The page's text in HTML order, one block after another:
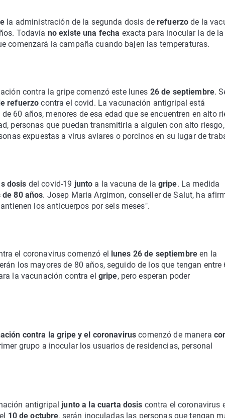
la administración de la segunda dosis derefuerzo de la
Todavía no existe una fecha exacta para inocular la de la
comenzará la campaña cuando bajen las temperaturas.
contra la gripe comenzó este lunes 26 de septiembre.
refuerzo contra el covid. La vacunación antigripal está
60 años, menores de esa edad que se encuentren en alto
personas que puedan transmitirla a alguien con alto riesgo,
expuestas a virus aviares o porcinos en su lugar de
dosis del covid-19 junto a la vacuna de la gripe. La medida
80 años. Josep Maria Argimon, conseller de Salut, ha
los anticuerpos por seis meses".
el coronavirus comenzó el lunes 26 de septiembreen la
los mayores de 80 años, seguido de los que tengan entre
la vacunación contra el gripe, pero esperan poder
contra la gripe y el coronavirus comenzó de manera
grupo a inocular los usuarios de residencias, personal
antigripal junto a la cuarta dosis contra el coronavirus
10 de octubre, serán inoculadas las personas que tengan